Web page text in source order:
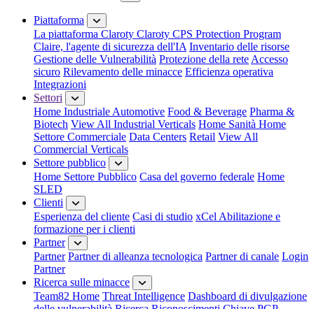
Chiudi menu
Piattaforma
La piattaforma Claroty Claroty CPS Protection Program
Claire, l'agente di sicurezza dell'IA Inventario delle risorse
Gestione delle Vulnerabilità Protezione della reteAccesso
sicuro Rilevamento delle minacce Efficienza operativa
Integrazioni
Settori
Home IndustrialeAutomotive Food & Beverage Pharma &
Biotech View All Industrial Verticals Home Sanità Home
Settore Commerciale Data Centers Retail View All
Commercial Verticals
Settore pubblico
Home Settore Pubblico Casa del governo federale Home
SLED
Clienti
Esperienza del cliente Casi di studio xCel Abilitazione e
formazione per i clienti
Partner
Partner Partner di alleanza tecnologica Partner di canale Login
Partner
Ricerca sulle minacce
Team82 Home Threat Intelligence Dashboard di divulgazione